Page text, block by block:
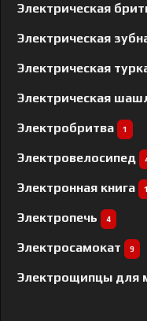
Электрическая
Электрическая
Электрическая
Электрическая
Электробритва 1
Электровелосипед
Электронная книга 1
Электропечь 4
Электросамокат 9
Электрощипцы для